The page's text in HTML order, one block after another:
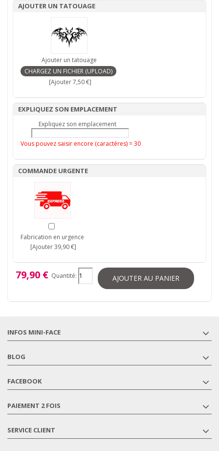
AJOUTER UN TATOUAGE
Ajouter un tatouage
[Ajouter 7,50 €]
EXPLIQUEZ SON EMPLACEMENT
Expliquez son emplacement
Vous pouvez saisir encore (caractéres) =30
COMMANDE URGENTE
Fabrication en urgence
[Ajouter 39,90 €]
79,90 € Quantité: AJOUTER AU PANIER
INFOS MINI-FACE
BLOG
FACEBOOK
PAIEMENT 2 FOIS
SERVICE CLIENT